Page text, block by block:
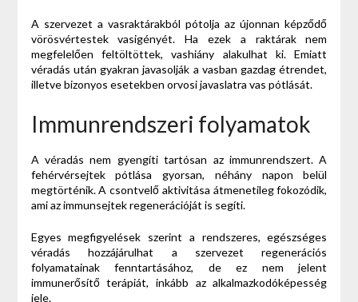
A szervezet a vasraktárakból pótolja az újonnan képződő
vörösvértestek vasigényét. Ha ezek a raktárak nem
megfelelően feltöltöttek, vashiány alakulhat ki. Emiatt
véradás után gyakran javasolják a vasban gazdag étrendet,
illetve bizonyos esetekben orvosi javaslatra vas pótlását.
Immunrendszeri folyamatok
A véradás nem gyengíti tartósan az immunrendszert. A
fehérvérsejtek pótlása gyorsan, néhány napon belül
megtörténik. A csontvelő aktivitása átmenetileg fokozódik,
ami az immunsejtek regenerációját is segíti.
Egyes megfigyelések szerint a rendszeres, egészséges
véradás hozzájárulhat a szervezet regenerációs
folyamatainak fenntartásához, de ez nem jelent
immunerősítő terápiát, inkább az alkalmazkodóképesség
jele.